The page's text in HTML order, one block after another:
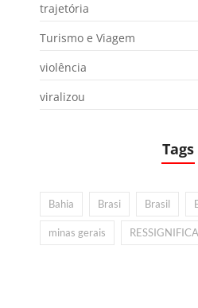
trajetória
Turismo e Viagem
violência
viralizou
Tags
Bahia Brasi Brasil
minas gerais